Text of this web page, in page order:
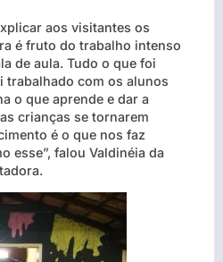
aos visitantes os
é fruto do trabalho intenso
de aula. Tudo o que foi
trabalhado com os alunos
o que aprende e dar a
crianças se tornarem
é o que nos faz
esse”, falou Valdinéia da